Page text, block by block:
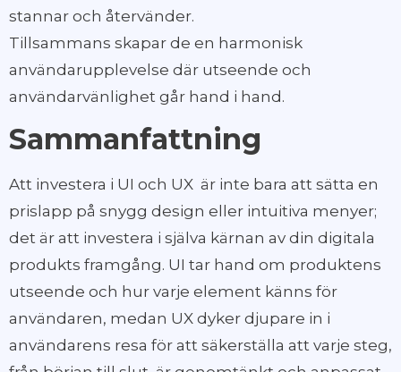
stannar och återvänder.
Tillsammans skapar de en harmonisk
användarupplevelse där utseende och
användarvänlighet går hand i hand.
Sammanfattning
Att investera i UI och UX är inte bara att sätta en
prislapp på snygg design eller intuitiva menyer;
det är att investera i själva kärnan av din digitala
produkts framgång. UI tar hand om produktens
utseende och hur varje element känns för
användaren, medan UX dyker djupare in i
användarens resa för att säkerställa att varje steg,